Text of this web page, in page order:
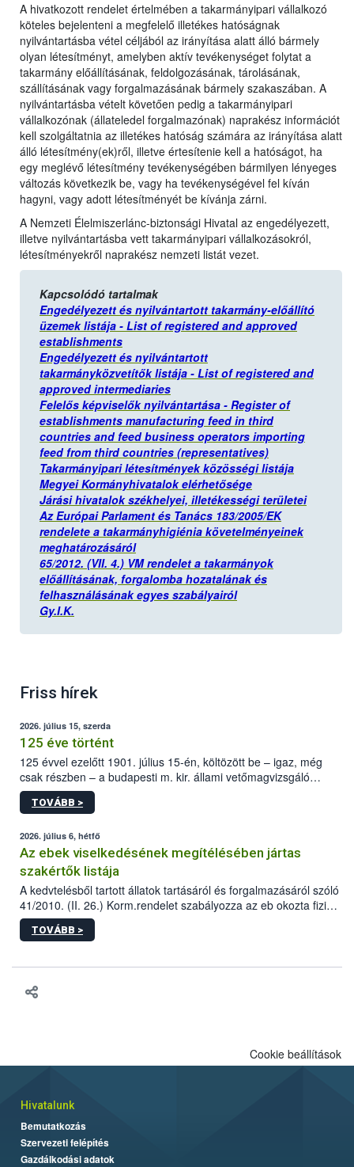
A hivatkozott rendelet értelmében a takarmányipari vállalkozó
köteles bejelenteni a megfelelő illetékes hatóságnak
nyilvántartásba vétel céljából az irányítása alatt álló bármely
olyan létesítményt, amelyben aktív tevékenységet folytat a
takarmány előállításának, feldolgozásának, tárolásának,
szállításának vagy forgalmazásának bármely szakaszában. A
nyilvántartásba vételt követően pedig a takarmányipari
vállalkozónak (állateledel forgalmazónak) naprakész információt
kell szolgáltatnia az illetékes hatóság számára az irányítása alatt
álló létesítmény(ek)ről, illetve értesítenie kell a hatóságot, ha
egy meglévő létesítmény tevékenységében bármilyen lényeges
változás következik be, vagy ha tevékenységével fel kíván
hagyni, vagy adott létesítményét be kívánja zárni.
A Nemzeti Élelmiszerlánc-biztonsági Hivatal az engedélyezett,
illetve nyilvántartásba vett takarmányipari vállalkozásokról,
létesítményekről naprakész nemzeti listát vezet.
Kapcsolódó tartalmak
Engedélyezett és nyilvántartott takarmány-előállító
üzemek listája - List of registered and approved
establishments
Engedélyezett és nyilvántartott
takarmányközvetítők listája - List of registered and
approved intermediaries
Felelős képviselők nyilvántartása - Register of
establishments manufacturing feed in third
countries and feed business operators importing
feed from third countries (representatives)
Takarmányipari létesítmények közösségi listája
Megyei Kormányhivatalok elérhetősége
Járási hivatalok székhelyei, illetékességi területei
Az Európai Parlament és Tanács 183/2005/EK
rendelete a takarmányhigiénia követelményeinek
meghatározásáról
65/2012. (VII. 4.) VM rendelet a takarmányok
előállításának, forgalomba hozatalának és
felhasználásának egyes szabályairól
Gy.I.K.
Friss hírek
2026. július 15, szerda
125 éve történt
125 évvel ezelőtt 1901. július 15-én, költözött be – igaz, még
csak részben – a budapesti m. kir. állami vetőmagvizsgáló
állomás a Kis Rókus utca 15. szám alatti, Czigler Győző által
tervezett új épületébe.
TOVÁBB >
2026. július 6, hétfő
Az ebek viselkedésének megítélésében jártas
szakértők listája
A kedvtelésből tartott állatok tartásáról és forgalmazásáról szóló
41/2010. (II. 26.) Korm.rendelet szabályozza az eb okozta fizikai
sérülés, illetve ennek veszélye keletkezésekor felmerülő
hatósági feladatokat, valamint a veszélyes eb tartását és annak
vonni az ebek viselkedésének megítélésében jártas szakértőt.
TOVÁBB >
Cookie beállítások
Hivatalunk
Bemutatkozás
Szervezeti felépítés
Gazdálkodási adatok